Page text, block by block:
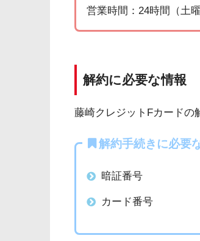
営業時間：24時間（土
解約に必要な情報
藤崎クレジットFカードの
解約手続きに必要
暗証番号
カード番号